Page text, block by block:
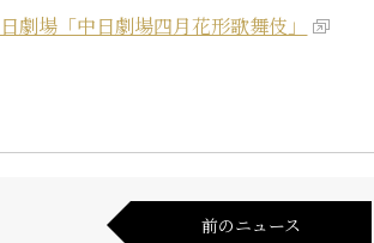
劇場「中日劇場四月花形歌舞伎」
前のニュース